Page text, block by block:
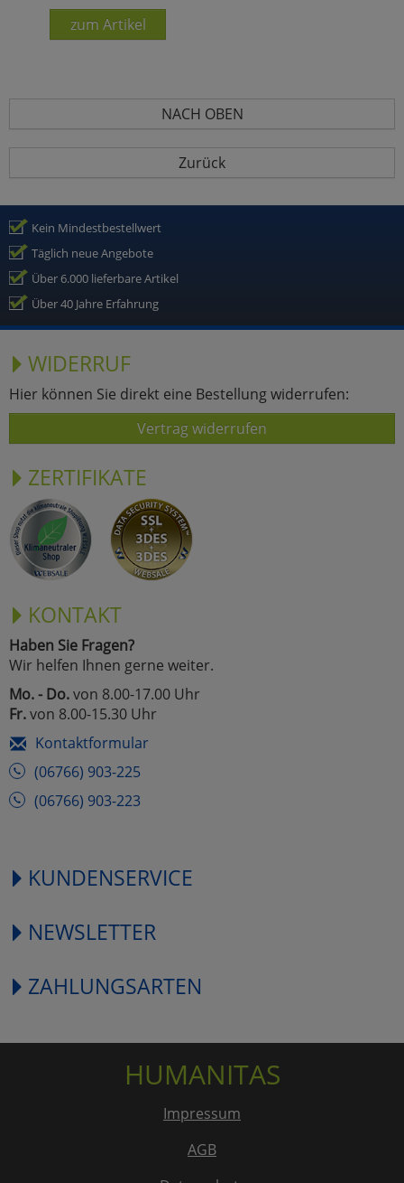
zum Artikel
NACH OBEN
Zurück
Kein Mindestbestellwert
Täglich neue Angebote
Über 6.000 lieferbare Artikel
Über 40 Jahre Erfahrung
WIDERRUF
Hier können Sie direkt eine Bestellung widerrufen:
Vertrag widerrufen
ZERTIFIKATE
KONTAKT
Haben Sie Fragen?
Wir helfen Ihnen gerne weiter.
Mo. - Do.von 8.00-17.00 Uhr
Fr.von 8.00-15.30 Uhr
Kontaktformular
(06766) 903-225
(06766) 903-223
KUNDENSERVICE
NEWSLETTER
ZAHLUNGSARTEN
HUMANITAS
Impressum
AGB